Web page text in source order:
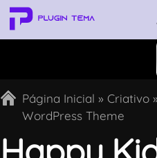
Página Inicial » Criativo »
WordPress Theme